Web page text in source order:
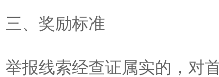
三、奖励标准
举报线索经查证属实的，对